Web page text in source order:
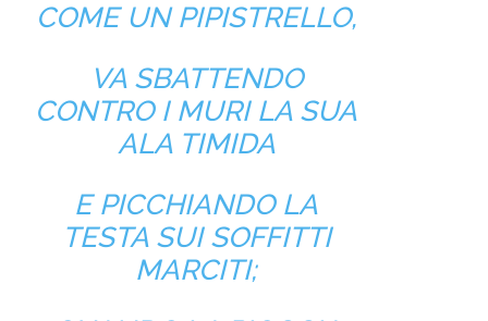
COME UN PIPISTRELLO,
VA SBATTENDO
CONTRO I MURI LA SUA
ALA TIMIDA
E PICCHIANDO LA
TESTA SUI SOFFITTI
MARCITI;